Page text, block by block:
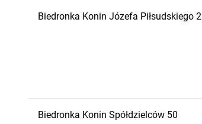
Biedronka Konin Józefa Piłsudskiego 2
Biedronka Konin Spółdzielców 50